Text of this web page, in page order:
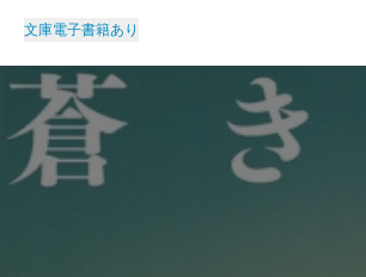
文庫電子書籍あり